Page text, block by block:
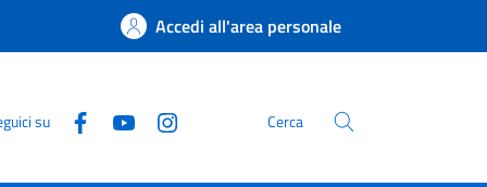
Accedi all'area personale
su Cerca